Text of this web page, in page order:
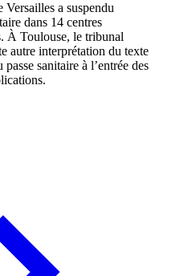
a suspendu
dans 14 centres
À Toulouse, le tribunal
autre interprétation du texte
sanitaire à l’entrée des